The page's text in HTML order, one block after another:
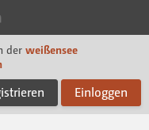
der weißensee
Einloggen